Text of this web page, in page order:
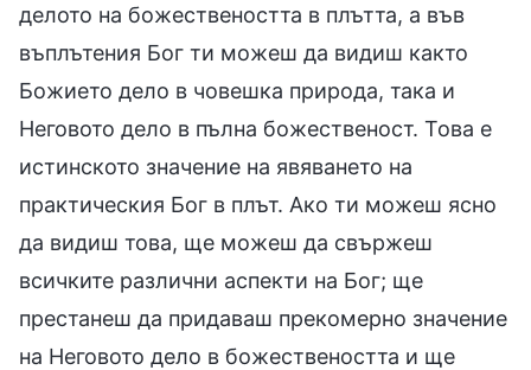
делото на божествеността в плътта, а във
въплътения Бог ти можеш да видиш както
Божието дело в човешка природа, така и
Неговото дело в пълна божественост. Това е
истинското значение на явяването на
практическия Бог в плът. Ако ти можеш ясно
да видиш това, ще можеш да свържеш
всичките различни аспекти на Бог; ще
престанеш да придаваш прекомерно значение
на Неговото дело в божествеността и ще